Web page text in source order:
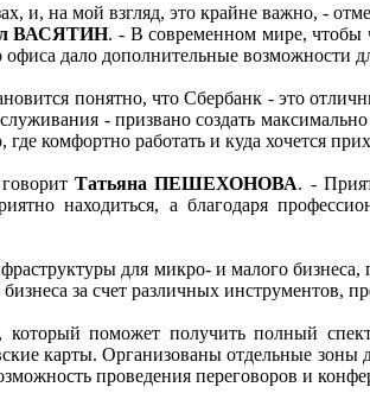
и, на мой взгляд, это крайне важно, -
ВАСЯТИН. - В современном мире, чтобы
дало дополнительные возможности
понятно, что Сбербанк - это
- призвано создать
комфортно работать и куда хочется
Татьяна ПЕШЕХОНОВА. -
находиться, а благодаря
для микро- и малого бизнеса,
за счет различных инструментов,
поможет получить полный
карты. Организованы отдельные зоны
проведения переговоров и